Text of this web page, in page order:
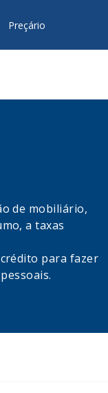
Preçário
de mobiliário,
a taxas
para fazer